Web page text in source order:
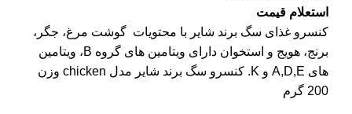
استعلام قیمت
کنسرو غذای سگ برند شایر با محتویات گوشت مرغ، جگر،
برنج، هویج و استخوان دارای ویتامین های گروه B، ویتامین
های A,D,E و K. کنسرو سگ برند شایر مدل chicken وزن
200 گرم